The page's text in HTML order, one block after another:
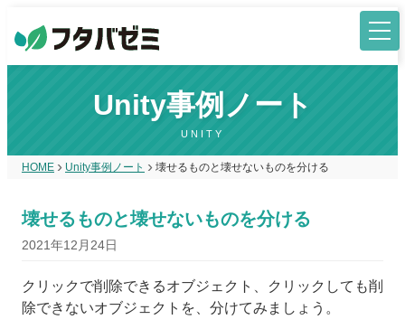
Unity事例ノート
UNITY
HOME Unity事例ノート 壊せるものと壊せないものを分ける
壊せるものと壊せないものを分ける
2021年12月24日
クリックで削除できるオブジェクト、クリックしても削
除できないオブジェクトを、分けてみましょう。